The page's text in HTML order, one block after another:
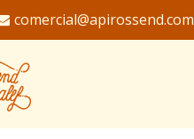
comercial@apirossend.com